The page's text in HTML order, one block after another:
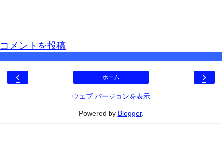
コメントを投稿
‹ ›
ホーム
ウェブ バージョンを表示
Powered by Blogger.